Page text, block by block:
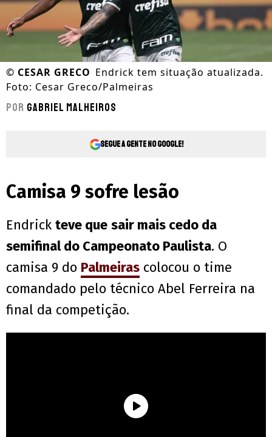
© CESAR GRECO Endrick tem situação atualizada.
Foto: Cesar Greco/Palmeiras
Por Gabriel Malheiros
Segue a gente no Google!
Camisa 9 sofre lesão
Endrick teve que sair mais cedo da
semifinal do Campeonato Paulista. O
camisa 9 do Palmeiras colocou o time
comandado pelo técnico Abel Ferreira na
final da competição.